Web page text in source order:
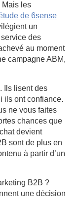
Mais les
de 6sense
un
des
au moment
campagne ABM,
Ils lisent des
ils ont confiance.
ne vous faites
chances que
devient
sont de plus en
à partir d’un
B2B ?
une décision